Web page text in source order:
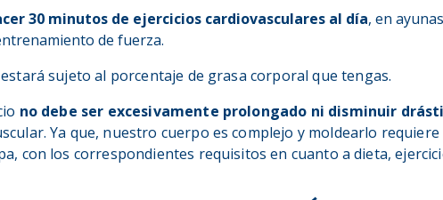
30 minutos de ejercicios cardiovasculares al día, en
de fuerza.
sujeto al porcentaje de grasa corporal que tengas.
no debe ser excesivamente prolongado ni disminuir
Ya que, nuestro cuerpo es complejo y moldearlo
con los correspondientes requisitos en cuanto a dieta,